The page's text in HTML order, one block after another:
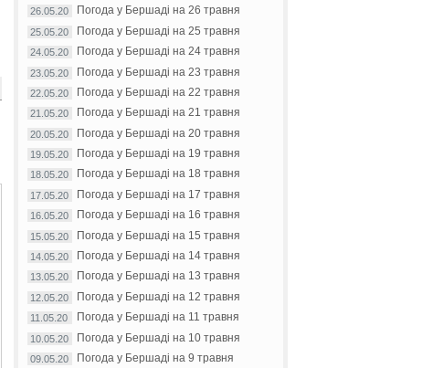
26.05.20 Погода у Бершаді на 26 травня
25.05.20 Погода у Бершаді на 25 травня
24.05.20 Погода у Бершаді на 24 травня
23.05.20 Погода у Бершаді на 23 травня
22.05.20 Погода у Бершаді на 22 травня
21.05.20 Погода у Бершаді на 21 травня
20.05.20 Погода у Бершаді на 20 травня
19.05.20 Погода у Бершаді на 19 травня
18.05.20 Погода у Бершаді на 18 травня
17.05.20 Погода у Бершаді на 17 травня
16.05.20 Погода у Бершаді на 16 травня
15.05.20 Погода у Бершаді на 15 травня
14.05.20 Погода у Бершаді на 14 травня
13.05.20 Погода у Бершаді на 13 травня
12.05.20 Погода у Бершаді на 12 травня
11.05.20 Погода у Бершаді на 11 травня
10.05.20 Погода у Бершаді на 10 травня
09.05.20 Погода у Бершаді на 9 травня